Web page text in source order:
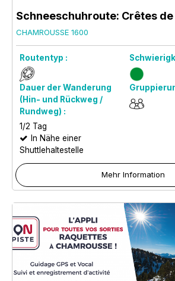
Schneeschuhroute: Crêtes
CHAMROUSSE 1600
Routentyp :
Dauer der Wanderung
(Hin- und Rückweg /
Rundweg) :
1/2 Tag
In Nähe einer
Shuttlehaltestelle
Mehr Information